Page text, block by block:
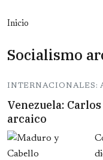
Inicio
Socialismo
INTERNACIONALES:
Venezuela:
arcaico